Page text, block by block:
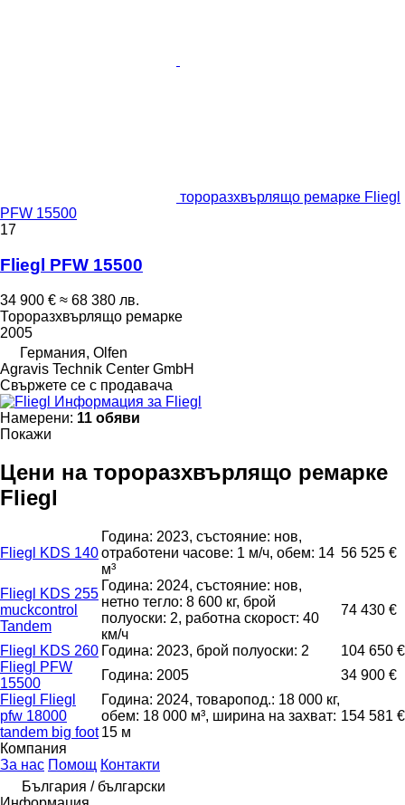
тороразхвърлящо ремарке Fliegl
PFW 15500
17
Fliegl PFW 15500
34 900 € ≈ 68 380 лв.
Тороразхвърлящо ремарке
2005
Германия, Olfen
Agravis Technik Center GmbH
Свържете се с продавача
Информация за Fliegl
Намерени: 11 обяви
Покажи
Цени на тороразхвърлящо ремарке
Fliegl
Fliegl KDS 140
Година: 2023, състояние: нов,
отработени часове: 1 м/ч, обем: 14
м³
56 525 €
Fliegl KDS 255
muckcontrol
Tandem
Година: 2024, състояние: нов,
нетно тегло: 8 600 кг, брой
полуоски: 2, работна скорост: 40
км/ч
74 430 €
Fliegl KDS 260 Година: 2023, брой полуоски: 2
104 650 €
Fliegl PFW
15500
Година: 2005
34 900 €
Fliegl Fliegl
pfw 18000
tandem big foot
Година: 2024, товаропод.: 18 000 кг,
обем: 18 000 м³, ширина на захват:
15 м
154 581 €
Компания
За нас Помощ Контакти
България / български